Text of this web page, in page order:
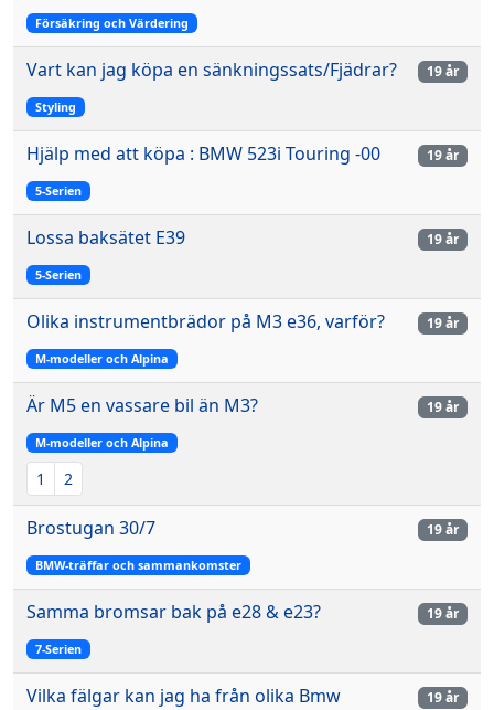
Försäkring och Värdering
Vart kan jag köpa en sänkningssats/Fjädrar?
Styling
19 år
Hjälp med att köpa : BMW 523i Touring -00
5-Serien
19 år
Lossa baksätet E39
5-Serien
19 år
Olika instrumentbrädor på M3 e36, varför?
M-modeller och Alpina
19 år
Är M5 en vassare bil än M3?
M-modeller och Alpina
1 2
19 år
Brostugan 30/7
BMW-träffar och sammankomster
19 år
Samma bromsar bak på e28 & e23?
7-Serien
19 år
Vilka fälgar kan jag ha från olika Bmw
19 år